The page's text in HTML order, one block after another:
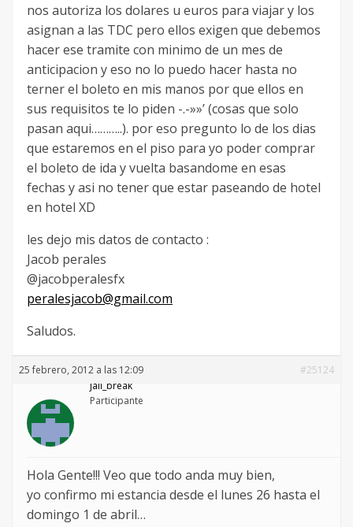
nos autoriza los dolares u euros para viajar y los
asignan a las TDC pero ellos exigen que debemos
hacer ese tramite con minimo de un mes de
anticipacion y eso no lo puedo hacer hasta no
terner el boleto en mis manos por que ellos en
sus requisitos te lo piden -.-»»’ (cosas que solo
pasan aqui………..). por eso pregunto lo de los dias
que estaremos en el piso para yo poder comprar
el boleto de ida y vuelta basandome en esas
fechas y asi no tener que estar paseando de hotel
en hotel XD
les dejo mis datos de contacto :
Jacob perales
@jacobperalesfx
peralesjacob@gmail.com
Saludos.
25 febrero, 2012 a las 12:09
#25124
jail_break
Participante
Hola Gente!!! Veo que todo anda muy bien,
yo confirmo mi estancia desde el lunes 26 hasta el
domingo 1 de abril…